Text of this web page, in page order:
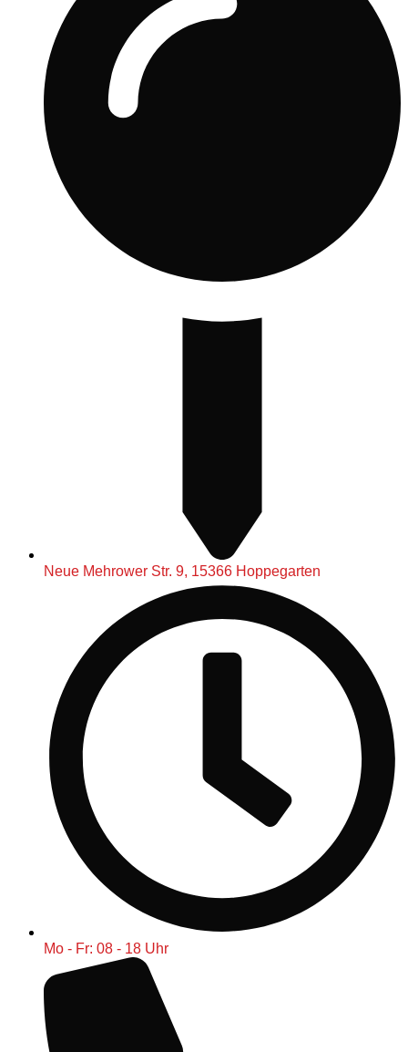
Neue Mehrower Str. 9, 15366 Hoppegarten
Mo - Fr: 08 - 18 Uhr